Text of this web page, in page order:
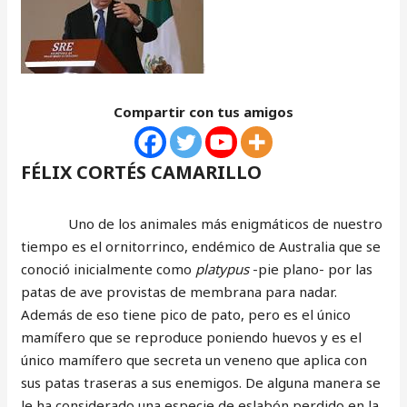
Compartir con tus amigos
FÉLIX CORTÉS CAMARILLO
Uno de los animales más enigmáticos de nuestro
tiempo es el ornitorrinco, endémico de Australia que se
conoció inicialmente como platypus-pie plano- por las
patas de ave provistas de membrana para nadar.
Además de eso tiene pico de pato, pero es el único
mamífero que se reproduce poniendo huevos y es el
único mamífero que secreta un veneno que aplica con
sus patas traseras a sus enemigos. De alguna manera se